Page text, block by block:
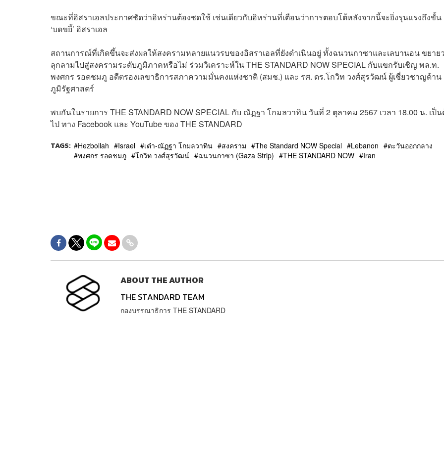
ขณะที่อิสราเอลประกาศชัดว่าอิหร่านต้องชดใช้ เช่นเดียวกับอิหร่านที่เตือนว่าการตอบโต้หลังจากนี้จะยิ่งรุนแรงถึงขั้น
‘บดขยี้’ อิสราเอล
สถานการณ์ที่เกิดขึ้นจะส่งผลให้สงครามหลายแนวรบของอิสราเอลที่ยังดำเนินอยู่ ทั้งฉนวนกาซาและเลบานอน ขยาย
ลุกลามไปสู่สงครามระดับภูมิภาคหรือไม่ ร่วมวิเคราะห์ใน THE STANDARD NOW SPECIAL กับแขกรับเชิญ พล.ท.
พงศกร รอดชมภู อดีตรองเลขาธิการสภาความมั่นคงแห่งชาติ (สมช.) และ รศ. ดร.โกวิท วงศ์สุรวัฒน์ ผู้เชี่ยวชาญด้าน
ภูมิรัฐศาสตร์
พบกันในรายการ THE STANDARD NOW SPECIAL กับ ณัฏฐา โกมลวาทิน วันที่ 2 ตุลาคม 2567 เวลา 18.00 น. เป็
ไป ทาง Facebook และ YouTube ของ THE STANDARD
TAGS: Hezbollah Israel เต๋า-ณัฏฐา โกมลวาทิน สงคราม The Standard NOW Special Lebanon
ตะวันออกกลาง
พงศกร รอดชมภู
โกวิท วงศ์สุรวัฒน์ ฉนวนกาซา (Gaza Strip) THE STANDARD NOW Iran
ABOUT THE AUTHOR
THE STANDARD TEAM
กองบรรณาธิการ THE STANDARD